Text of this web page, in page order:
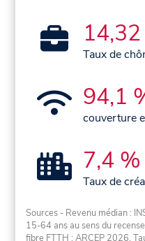
Taux de
94,1
couverture
7,4 %
Taux de
Sources - Revenu médian :
15-64 ans au sens du
fibre FTTH : ARCEP 2026.